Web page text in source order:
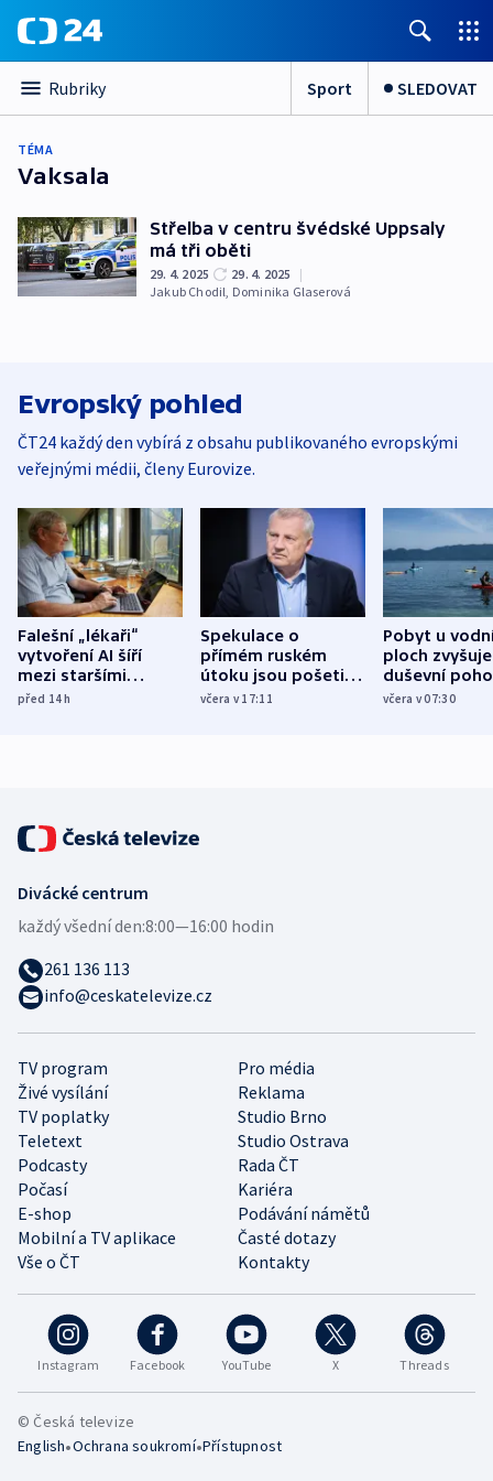
Rubriky Sport SLEDOVAT
TÉMA
Vaksala
Střelba v centru švédské Uppsaly
má tři oběti
29. 4. 2025 29. 4. 2025
|
Jakub Chodil, Dominika Glaserová
Evropský pohled
ČT24 každý den vybírá z obsahu publikovaného evropskými
veřejnými médii, členy Eurovize.
Falešní „lékaři“
vytvoření AI šíří
mezi staršími
Poláky nebezpečné
před 14h
Spekulace o
přímém ruském
útoku jsou pošetilé,
míní estonský
včera v 17:11
Pobyt u
ploch zvyšuje
duševní
ukázala
včera v 07:30
Instagram Facebook YouTube X Threads
TV program
Pro média
Živé vysílání
Reklama
TV poplatky
Studio Brno
Teletext
Studio Ostrava
Podcasty
Rada ČT
Počasí
Kariéra
E-shop
Podávání námětů
Mobilní a TV aplikace
Časté dotazy
Vše o ČT
Kontakty
Divácké centrum
každý všední den:8:00—16:00 hodin
261 136 113
info@ceskatelevize.cz
© Česká televize
English•Ochrana soukromí•Přístupnost